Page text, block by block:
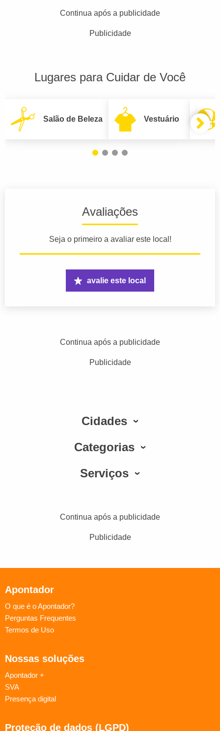
Continua após a publicidade
Publicidade
Lugares para Cuidar de Você
Salão de Beleza Vestuário
Avaliações
Seja o primeiro a avaliar este local!
avalie este local
Continua após a publicidade
Publicidade
Cidades
Categorias
Serviços
Continua após a publicidade
Publicidade
Apontador
O que é o Apontador?
Perguntas Frequentes
Termos de Uso
Nossas soluções
Apontador +
SVA
Presença digital
Proteção de dados (LGPD)